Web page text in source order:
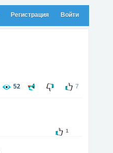
Регистрация Войти
52 7
1